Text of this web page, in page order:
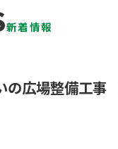
新着情報
の広場整備工